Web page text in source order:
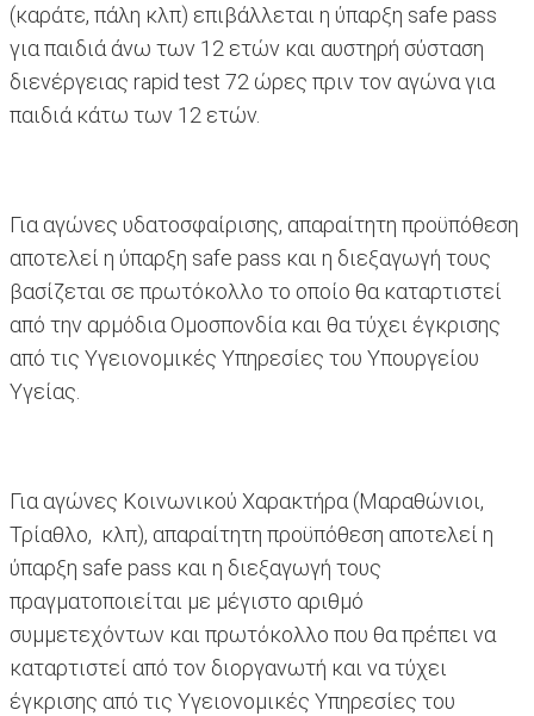
(καράτε, πάλη κλπ) επιβάλλεται η ύπαρξη safe pass
για παιδιά άνω των 12 ετών και αυστηρή σύσταση
διενέργειας rapid test 72 ώρες πριν τον αγώνα για
παιδιά κάτω των 12 ετών.
Για αγώνες υδατοσφαίρισης, απαραίτητη προϋπόθεση
αποτελεί η ύπαρξη safe pass και η διεξαγωγή τους
βασίζεται σε πρωτόκολλο το οποίο θα καταρτιστεί
από την αρμόδια Ομοσπονδία και θα τύχει έγκρισης
από τις Υγειονομικές Υπηρεσίες του Υπουργείου
Υγείας.
Για αγώνες Κοινωνικού Χαρακτήρα (Μαραθώνιοι,
Τρίαθλο, κλπ), απαραίτητη προϋπόθεση αποτελεί η
ύπαρξη safe pass και η διεξαγωγή τους
πραγματοποιείται με μέγιστο αριθμό
συμμετεχόντων και πρωτόκολλο που θα πρέπει να
καταρτιστεί από τον διοργανωτή και να τύχει
έγκρισης από τις Υγειονομικές Υπηρεσίες του